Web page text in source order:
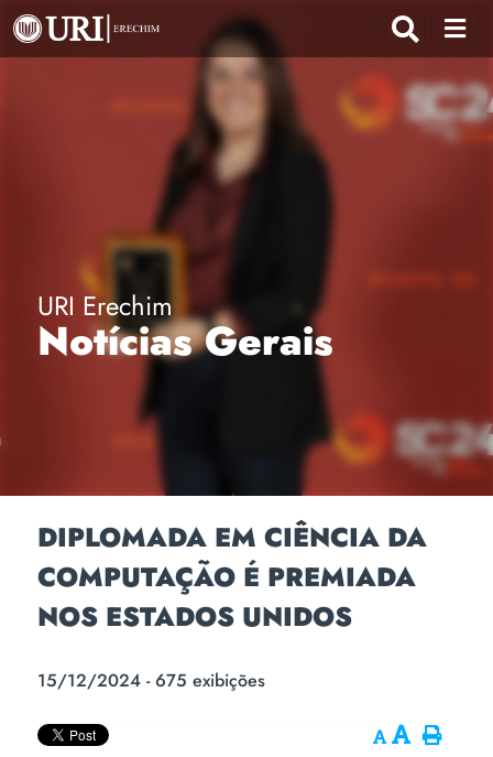
URI Erechim
Notícias Gerais
DIPLOMADA EM CIÊNCIA DA
COMPUTAÇÃO É PREMIADA
NOS ESTADOS UNIDOS
15/12/2024 - 675 exibições